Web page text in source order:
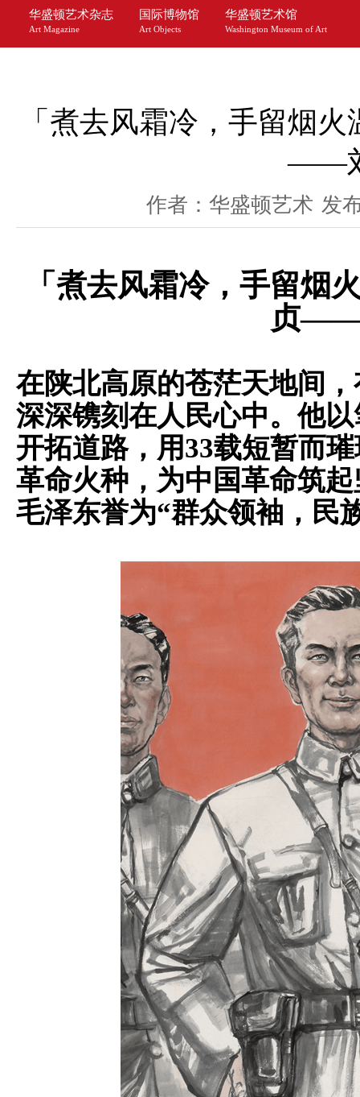
华盛顿艺术杂志
Art Magazine
国际博物馆
Art Objects
华盛顿艺术馆
Washington Museum of Art
「煮去风霜冷，手留烟
——
作者：华盛顿艺术 发
「 煮去风霜冷，手留烟
贞
在陕北高原的苍茫天地间
深深镌刻在人民心中。他
开拓道路，用33载短暂而
革命火种，为中国革命筑
毛泽东誉为“群众领袖，民